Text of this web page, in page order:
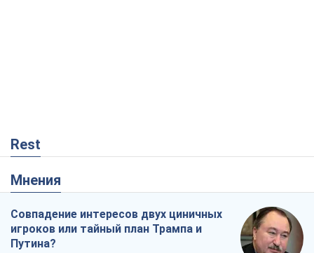
Rest
Мнения
Совпадение интересов двух циничных
игроков или тайный план Трампа и
Путина?